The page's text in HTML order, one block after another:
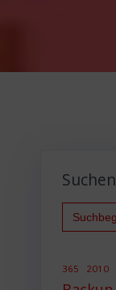
Suchen
Search
for:
365 2010